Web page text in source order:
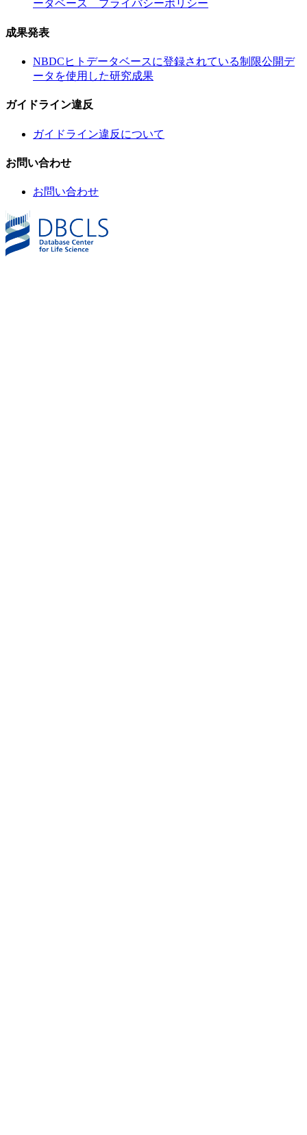
ータベース プライバシーポリシー
成果発表
NBDCヒトデータベースに登録されている制限公開デ
ータを使用した研究成果
ガイドライン違反
ガイドライン違反について
お問い合わせ
お問い合わせ